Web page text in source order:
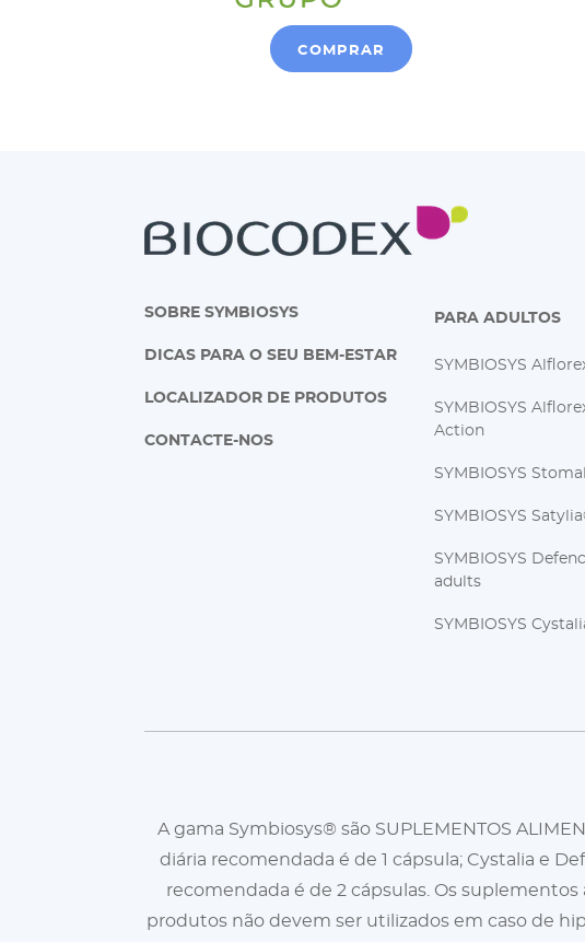
COMPRAR
SOBRE SYMBIOSYS
DICAS PARA O SEU BEM-ESTAR
LOCALIZADOR DE PRODUTOS
CONTACTE-NOS
PARA ADULTOS
SYMBIOSYS
SYMBIOSYS
Action
SYMBIOSYS
SYMBIOSYS
SYMBIOSYS
adults
SYMBIOSYS
A gama Symbiosys® são SUPLEMENTOS
diária recomendada é de 1 cápsula; Cystalia e
recomendada é de 2 cápsulas. Os
produtos não devem ser utilizados em caso de